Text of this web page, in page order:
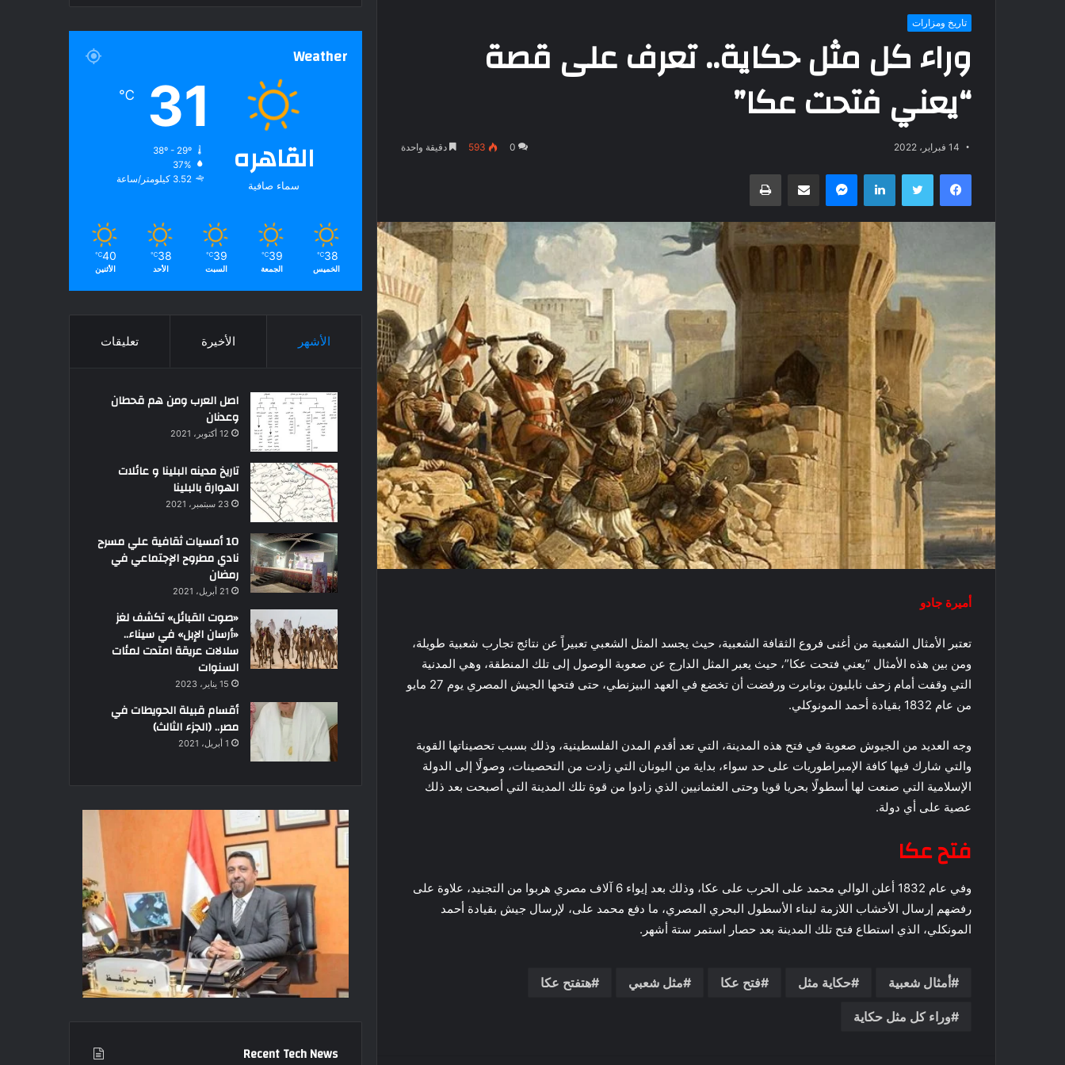
تاريخ ومزارات
وراء كل مثل حكاية.. تعرف على قصة
“يعني فتحت عكا”
14 فبراير، 2022 0
593 دقيقة واحدة
فيسبوك تويتر لينكدإن ماسنجر مشاركة عبر البريد طباعة
أميرة جادو
تعتبر الأمثال الشعبية من أغنى فروع الثقافة الشعبية، حيث يجسد المثل الشعبي تعبيراً عن نتائج تجارب شعبية طويلة،
ومن بين هذه الأمثال “يعني فتحت عكا”، حيث يعبر المثل الدارج عن صعوبة الوصول إلى تلك المنطقة، وهي المدنية
التي وقفت أمام زحف نابليون بونابرت ورفضت أن تخضع في العهد البيزنطي، حتى فتحها الجيش المصري يوم 27 مايو
من عام 1832 بقيادة أحمد المونوكلي.
وجه العديد من الجيوش صعوبة في فتح هذه المدينة، التي تعد أقدم المدن الفلسطينية، وذلك بسبب تحصيناتها القوية
والتي شارك فيها كافة الإمبراطوريات على حد سواء، بداية من اليونان التي زادت من التحصينات، وصولًا إلى الدولة
الإسلامية التي صنعت لها أسطولًا بحريا قويا وحتى العثمانيين الذي زادوا من قوة تلك المدينة التي أصبحت بعد ذلك
عصية على أي دولة.
فتح عكا
وفي عام 1832 أعلن الوالي محمد على الحرب على عكا، وذلك بعد إيواء 6 آلاف مصري هربوا من التجنيد، علاوة على
رفضهم إرسال الأخشاب اللازمة لبناء الأسطول البحري المصري، ما دفع محمد على، لإرسال جيش بقيادة أحمد
المونكلي، الذي استطاع فتح تلك المدينة بعد حصار استمر ستة أشهر.
أمثال شعبية حكاية مثل فتح عكا مثل شعبي هتفتح عكا
وراء كل مثل حكاية
Weather
القاهره
سماء صافية
31
℃
38º - 29º
37%
3.52 كيلومتر/ساعة
38
℃
الخميس
39
℃
الجمعة
39
℃
السبت
38
℃
الأحد
40
℃
الأثنين
الأشهر الأخيرة تعليقات
اصل العرب ومن هم قحطان
وعدنان
12 أكتوبر، 2021
تاريخ مدينه البلينا و عائلات
الهوارة بالبلينا
23 سبتمبر، 2021
10 أمسيات ثقافية علي مسرح
نادي مطروح الإجتماعي في
رمضان
21 أبريل، 2021
«صوت القبائل» تكشف لغز
«أرسان الإبل» في سيناء..
سلالات عريقة امتدت لمئات
السنوات
15 يناير، 2023
أقسام قبيلة الحويطات في
مصر.. (الجزء الثالث)
1 أبريل، 2021
Recent Tech News